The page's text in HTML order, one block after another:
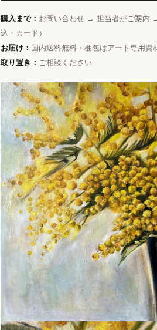
購入まで： お問い合わせ → 担当者がご案内
込・カード）
お届け： 国内送料無料・梱包はアート専用資
取り置き： ご相談ください